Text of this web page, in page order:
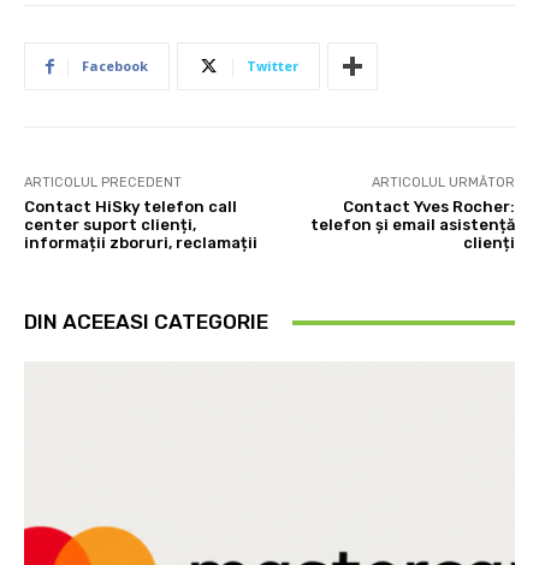
Facebook Twitter
ARTICOLUL PRECEDENT
Contact HiSky telefon call
center suport clienți,
informații zboruri, reclamații
ARTICOLUL URMĂTOR
Contact Yves Rocher:
telefon și email asistență
clienți
DIN ACEEASI CATEGORIE